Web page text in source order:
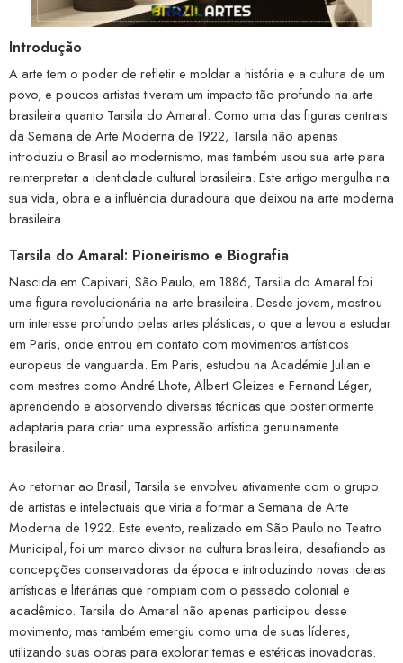
Introdução
A arte tem o poder de refletir e moldar a história e a cultura de um
povo, e poucos artistas tiveram um impacto tão profundo na arte
brasileira quanto Tarsila do Amaral. Como uma das figuras centrais
da Semana de Arte Moderna de 1922, Tarsila não apenas
introduziu o Brasil ao modernismo, mas também usou sua arte para
reinterpretar a identidade cultural brasileira. Este artigo mergulha na
sua vida, obra e a influência duradoura que deixou na arte moderna
brasileira.
Tarsila do Amaral: Pioneirismo e Biografia
Nascida em Capivari, São Paulo, em 1886, Tarsila do Amaral foi
uma figura revolucionária na arte brasileira. Desde jovem, mostrou
um interesse profundo pelas artes plásticas, o que a levou a estudar
em Paris, onde entrou em contato com movimentos artísticos
europeus de vanguarda. Em Paris, estudou na Académie Julian e
com mestres como André Lhote, Albert Gleizes e Fernand Léger,
aprendendo e absorvendo diversas técnicas que posteriormente
adaptaria para criar uma expressão artística genuinamente
brasileira.
Ao retornar ao Brasil, Tarsila se envolveu ativamente com o grupo
de artistas e intelectuais que viria a formar a Semana de Arte
Moderna de 1922. Este evento, realizado em São Paulo no Teatro
Municipal, foi um marco divisor na cultura brasileira, desafiando as
concepções conservadoras da época e introduzindo novas ideias
artísticas e literárias que rompiam com o passado colonial e
acadêmico. Tarsila do Amaral não apenas participou desse
movimento, mas também emergiu como uma de suas líderes,
utilizando suas obras para explorar temas e estéticas inovadoras.